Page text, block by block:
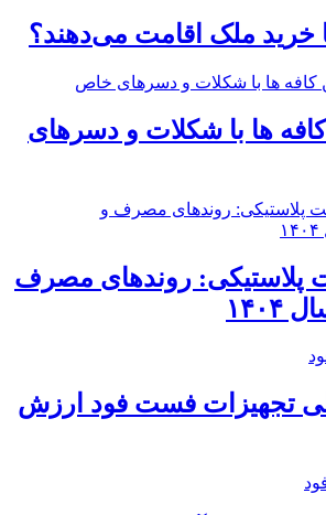
خرید ملک اقامت می‌دهند؟
ها با شکلات و دسرهای
پلاستیکی: روندهای مصرف
تجهیزات فست فود ارزش